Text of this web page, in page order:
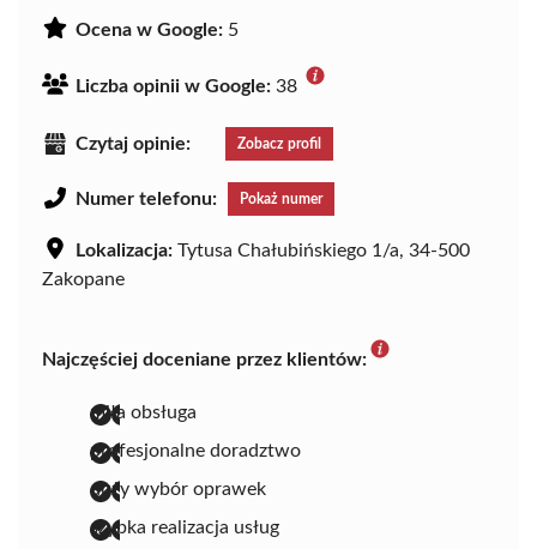
Ocena w Google: 5
Liczba opinii w Google: 38
Czytaj opinie: Zobacz profil
Numer telefonu: Pokaż numer
Lokalizacja: Tytusa Chałubińskiego 1/a, 34-500
Zakopane
Najczęściej doceniane przez klientów:
miła obsługa
profesjonalne doradztwo
duży wybór oprawek
szybka realizacja usług